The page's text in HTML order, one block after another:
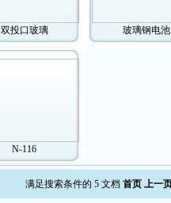
双投口玻璃 玻璃钢电池
N-116
满足搜索条件的 5 文档首页 上一